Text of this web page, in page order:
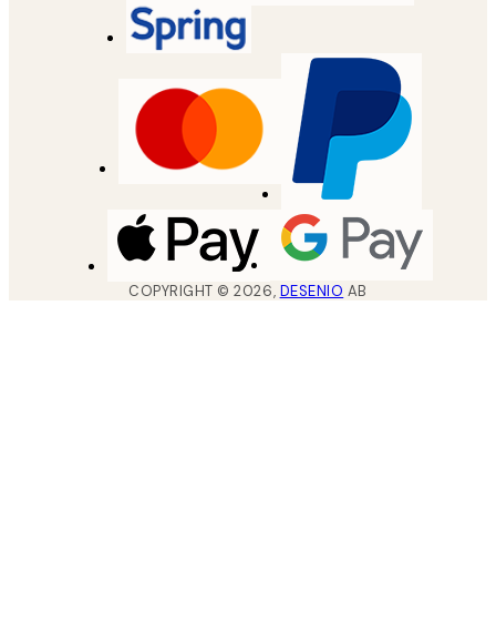
COPYRIGHT ©2026, DESENIO AB